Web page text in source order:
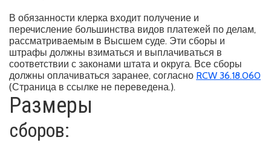
В обязанности клерка входит получение и
перечисление большинства видов платежей по делам,
рассматриваемым в Высшем суде. Эти сборы и
штрафы должны взиматься и выплачиваться в
соответствии с законами штата и округа. Все сборы
должны оплачиваться заранее, согласно RCW 36.18.060
(Страница в ссылке не переведена.).
Размеры
сборов: